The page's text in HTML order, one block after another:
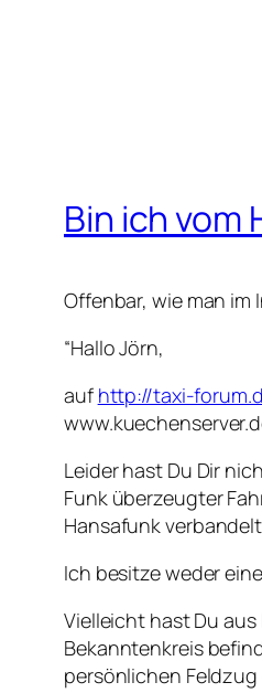
Bin ich vom
Offenbar, wie man
“Hallo Jörn,
auf http://taxi-
Leider hast Du Dir
Funk überzeugter
Hansafunk
Ich besitze weder
Vielleicht hast Du
Bekanntenkreis
persönlichen